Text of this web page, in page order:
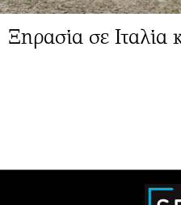
Ξηρασία σε Ιταλία